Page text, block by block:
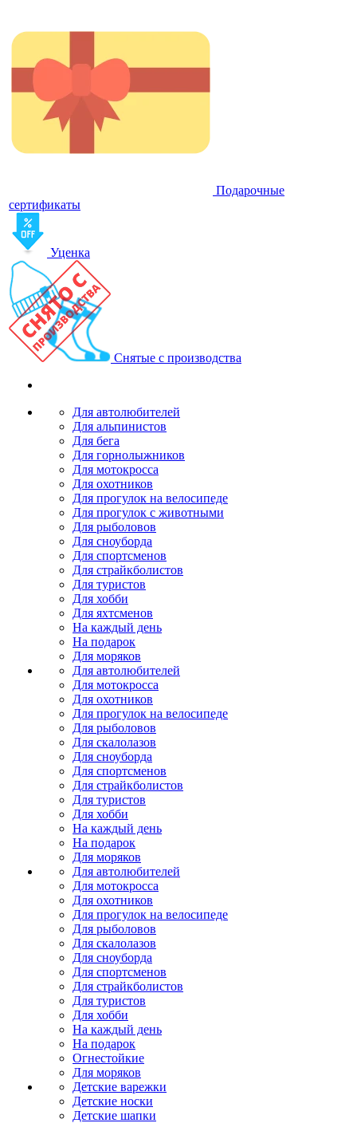
Подарочные
сертификаты
Уценка
Снятые с производства
Для автолюбителей
Для альпинистов
Для бега
Для горнолыжников
Для мотокросса
Для охотников
Для прогулок на велосипеде
Для прогулок с животными
Для рыболовов
Для сноуборда
Для спортсменов
Для страйкболистов
Для туристов
Для хобби
Для яхтсменов
На каждый день
На подарок
Для моряков
Для автолюбителей
Для мотокросса
Для охотников
Для прогулок на велосипеде
Для рыболовов
Для скалолазов
Для сноуборда
Для спортсменов
Для страйкболистов
Для туристов
Для хобби
На каждый день
На подарок
Для моряков
Для автолюбителей
Для мотокросса
Для охотников
Для прогулок на велосипеде
Для рыболовов
Для скалолазов
Для сноуборда
Для спортсменов
Для страйкболистов
Для туристов
Для хобби
На каждый день
На подарок
Огнестойкие
Для моряков
Детские варежки
Детские носки
Детские шапки